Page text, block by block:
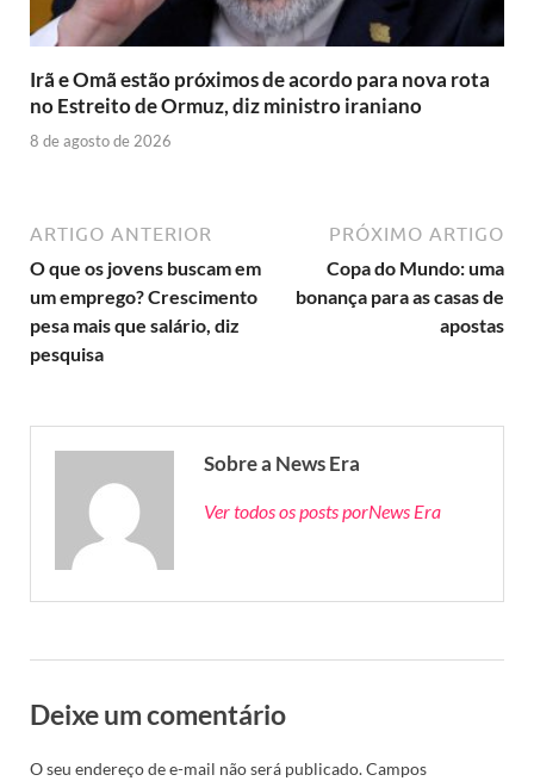
Irã e Omã estão próximos de acordo para nova rota
no Estreito de Ormuz, diz ministro iraniano
8 de agosto de 2026
ARTIGO ANTERIOR
O que os jovens buscam em
um emprego? Crescimento
pesa mais que salário, diz
pesquisa
PRÓXIMO ARTIGO
Copa do Mundo: uma
bonança para as casas de
apostas
Sobre a News Era
Ver todos os posts porNews Era
Deixe um comentário
O seu endereço de e-mail não será publicado.Campos